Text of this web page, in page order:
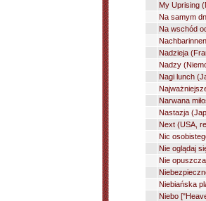
My Uprising
Na samym
Na wschód
Nadzieja
Nadzy
Nagi lunch
Narwana
Nastazja
Next (USA,
Nic
Nie oglądaj
Nie
Niebiańska
Niebo